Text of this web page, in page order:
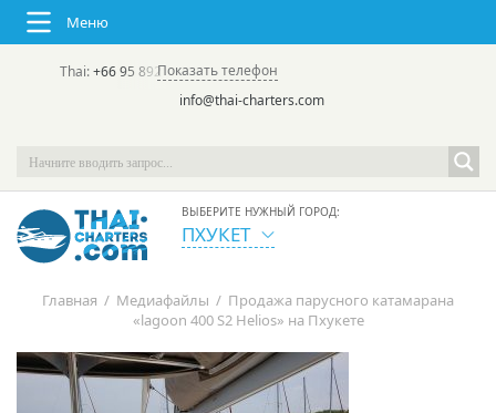
Меню
Thai:+66 95 892 7646(rus/eng) | в России:
Показать телефон
info@thai-charters.com
ВЫБЕРИТЕ НУЖНЫЙ ГОРОД:
ПХУКЕТ
Главная / Медиафайлы / Продажа парусного катамарана
«lagoon 400 S2 Helios» на Пхукете